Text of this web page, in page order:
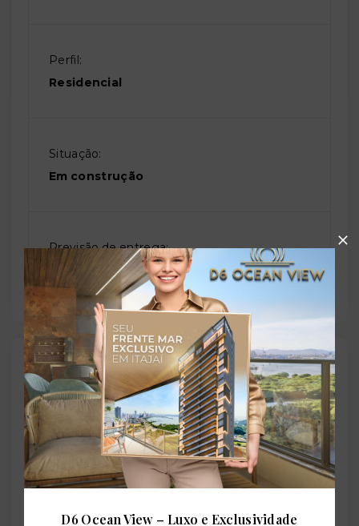
Perfil:
Residencial
Situação:
Em construção
Previsão de entrega:
31/01/2029
Localização
Avenida Luiz Boiteux Piazza, 1 - Cachoeira do Bom
Jesus - Florianópolis/SC- 88056-000
+
−
D6 Ocean View – Luxo e Exclusividade